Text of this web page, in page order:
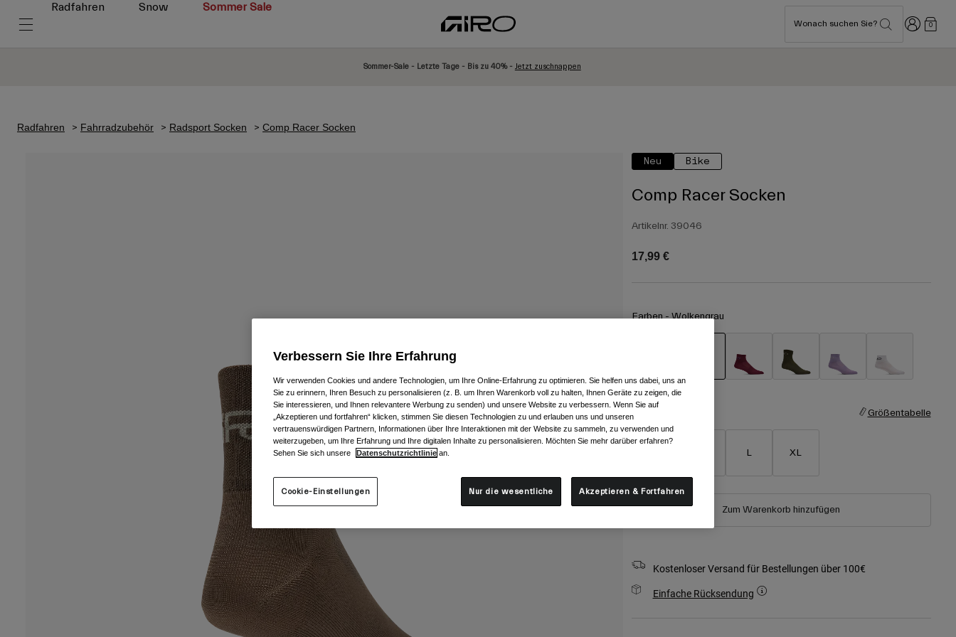
Radfahren Snow Sommer Sale
Wonach suchen Sie? Anmelden
0
Sommer-Sale - Letzte Tage - Bis zu 40% - Jetzt zuschnappen
Radfahren Fahrradzubehör Radsport Socken Comp Racer Socken
Neu Bike
Comp Racer Socken
Artikelnr. 39046
17,99 €
Farben -Wolkengrau
Größe Größentabelle
L XL
Zum Warenkorb hinzufügen
Kostenloser Versand für Bestellungen über 100€
Einfache Rücksendung
Verbessern Sie Ihre Erfahrung
Wir verwenden Cookies und andere Technologien, um Ihre Online-Erfahrung zu optimieren. Sie helfen uns dabei, uns an
Sie zu erinnern, Ihren Besuch zu personalisieren (z. B. um Ihren Warenkorb voll zu halten, Ihnen Geräte zu zeigen, die
Sie interessieren, und Ihnen relevantere Werbung zu senden) und unsere Website zu verbessern. Wenn Sie auf
„Akzeptieren und fortfahren“ klicken, stimmen Sie diesen Technologien zu und erlauben uns und unseren
vertrauenswürdigen Partnern, Informationen über Ihre Interaktionen mit der Website zu sammeln, zu verwenden und
weiterzugeben, um Ihre Erfahrung und Ihre digitalen Inhalte zu personalisieren. Möchten Sie mehr darüber erfahren?
Sehen Sie sich unsere
Datenschutzrichtlinie an.
Cookie-Einstellungen Nur die wesentliche Akzeptieren & Fortfahren